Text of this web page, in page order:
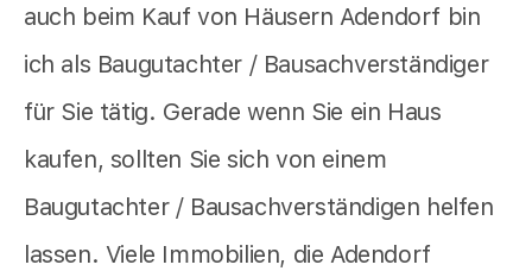
auch beim Kauf von Häusern Adendorf bin
ich als Baugutachter / Bausachverständiger
für Sie tätig. Gerade wenn Sie ein Haus
kaufen, sollten Sie sich von einem
Baugutachter / Bausachverständigen helfen
lassen. Viele Immobilien, die Adendorf